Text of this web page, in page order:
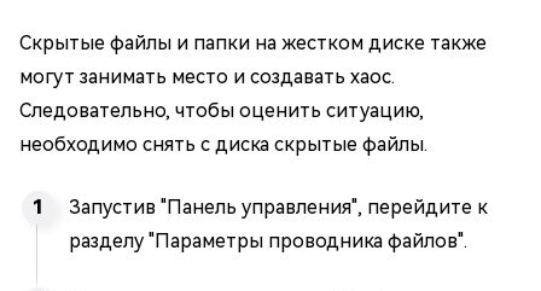
Скрытые файлы и папки на жестком диске также
могут занимать место и создавать хаос.
Следовательно, чтобы оценить ситуацию,
необходимо снять с диска скрытые файлы.
Запустив "Панель управления", перейдите к
разделу "Параметры проводника файлов".